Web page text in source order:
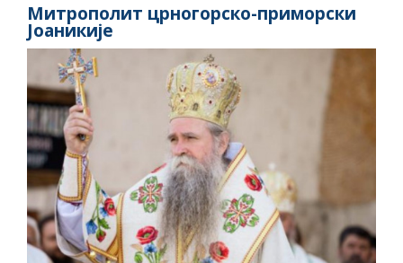
Митрополит црногорско-приморски
Јоаникије